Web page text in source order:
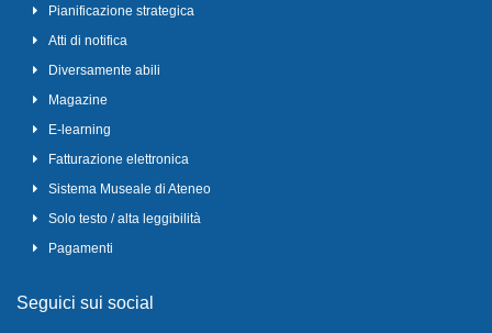
Pianificazione strategica
Atti di notifica
Diversamente abili
Magazine
E-learning
Fatturazione elettronica
Sistema Museale di Ateneo
Solo testo / alta leggibilità
Pagamenti
Seguici sui social